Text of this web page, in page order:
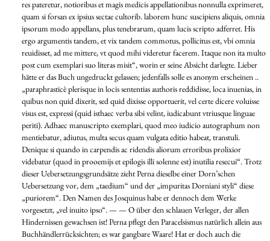
res pateretur, notioribus et magis medicis appellationibus nonnulla exprimeret,
quam si forsan ex ipsius sectae cultorib. laborem hunc suscipiens aliquis, omnia
ipsorum modo appellans, plus tenebrarum, quam lucis scripto adferret. His
ergo argumentis tandem, et vix tandem commotus, pollicitus est, vbi omnia
reuidisset, ad me mittere, vt quod mihi videretur facerem. Itaque non ita multo
post cum exemplari suo literas misit“, worin er seine Absicht darlegte. Lieber
hätte er das Buch ungedruckt gelassen; jedenfalls solle es anonym erscheinen ..
„paraphrasticè plerisque in locis sententias authoris reddidisse, loca inuenias, in
quibus non quid dixerit, sed quid dixisse opportuerit, vel certe dicere voluisse
visus est, expressi (quid isthaec verba sibi velint, iudicabunt vtriusque linguae
periti). Adhaec manuscripto exemplari, quod meo iudicio autographum non
mentiebatur, adiutus, multa secus quam vulgata editio habeat, transtuli.
Denique si quando in carpendis ac ridendis aliorum erroribus prolixior
videbatur (quod in prooemijs et epilogis illi solenne est) inutilia resecui“. Trotz
dieser Uebersetzungsgrundsätze zieht Perna dieselbe einer Dorn’schen
Uebersetzung vor, dem „taedium“ und der „impuritas Dorniani styli“ diese
„puriorem“. Den Namen des Josquinus habe er dennoch dem Werke
vorgesetzt, „vel inuito ipso“. — — O über den schlauen Verleger, der allen
Hindernissen gewachsen ist! Perna pflegt den Paracelsismus natürlich allein aus
Buchhändlerrücksichten; es war gangbare Waare! Hat er doch auch die